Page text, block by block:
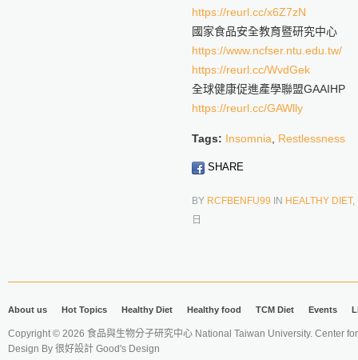
https://reurl.cc/x6Z7zN
國家食品安全教育暨研究中心
https://www.ncfser.ntu.edu.tw/
https://reurl.cc/WvdGek
全球健康促進產學聯盟GAAIHP
https://reurl.cc/GAWlly
Tags: Insomnia Restlessness
SHARE
BY RCFBENFU99 IN HEALTHY DIET,
日
About us Hot Topics Healthy Diet Healthy food TCM Diet Events
Copyright © 2026 食品與生物分子研究中心 National Taiwan University. Center
Design By 很好設計 Good's Design